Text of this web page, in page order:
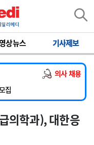
상뉴스 기사제보
의사 채용
상의사 채용
) 계약직 의사 공개채용
집
) 모집
상의사 채용
의학과), 대한응